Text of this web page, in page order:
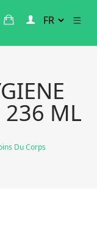
236 ML
Du Corps